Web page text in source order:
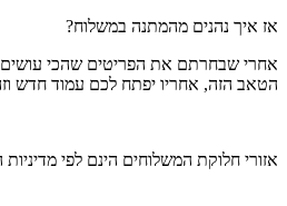
אז איך נהנים מהמתנה במשלוח?
הטאב הזה, אחריו יפתח לכם עמוד חדש
אזורי חלוקת המשלוחים הינם לפי